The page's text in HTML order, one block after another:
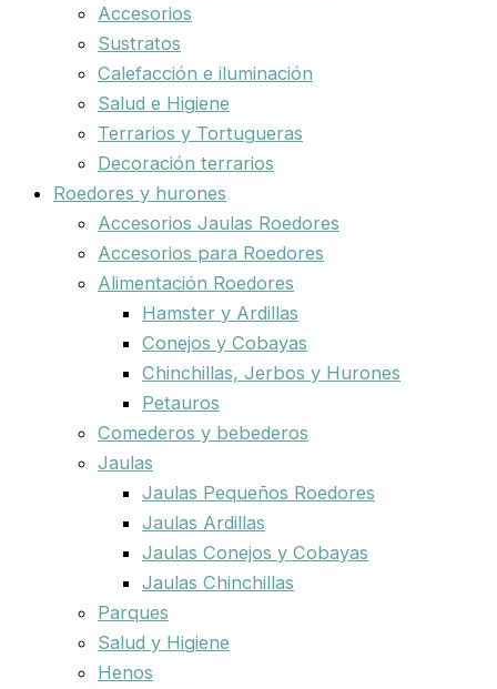
Accesorios
Sustratos
Calefacción e iluminación
Salud e Higiene
Terrarios y Tortugueras
Decoración terrarios
Roedores y hurones
Accesorios Jaulas Roedores
Accesorios para Roedores
Alimentación Roedores
Hamster y Ardillas
Conejos y Cobayas
Chinchillas, Jerbos y Hurones
Petauros
Comederos y bebederos
Jaulas
Jaulas Pequeños Roedores
Jaulas Ardillas
Jaulas Conejos y Cobayas
Jaulas Chinchillas
Parques
Salud y Higiene
Henos